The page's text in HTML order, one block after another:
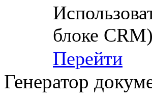
блоке CRM)
Перейти
Генератор